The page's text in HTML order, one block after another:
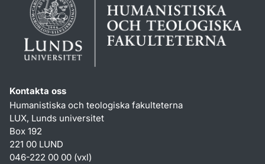
Kontakta oss
Humanistiska och teologiska fakulteterna
LUX, Lunds universitet
Box 192
221 00 LUND
046-222 00 00 (vxl)